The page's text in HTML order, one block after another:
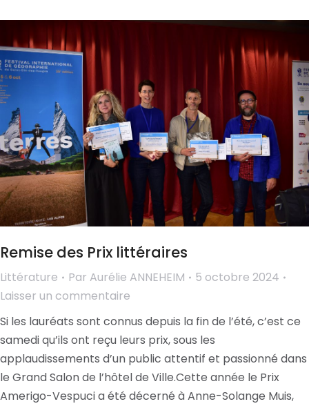
Remise des Prix littéraires
Littérature Par Aurélie ANNEHEIM
5 octobre 2024
Laisser un commentaire
Si les lauréats sont connus depuis la fin de l’été, c’est ce
samedi qu’ils ont reçu leurs prix, sous les
applaudissements d’un public attentif et passionné dans
le Grand Salon de l’hôtel de Ville.Cette année le Prix
Amerigo-Vespuci a été décerné à Anne-Solange Muis,